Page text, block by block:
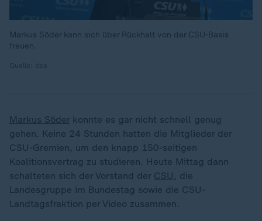
Markus Söder kann sich über Rückhalt von der CSU-Basis
freuen.
Markus Söder konnte es gar nicht schnell genug
gehen. Keine 24 Stunden hatten die Mitglieder der
CSU-Gremien, um den knapp 150-seitigen
Koalitionsvertrag zu studieren. Heute Mittag dann
schalteten sich der Vorstand der CSU , die
Landesgruppe im Bundestag sowie die CSU-
Landtagsfraktion per Video zusammen.